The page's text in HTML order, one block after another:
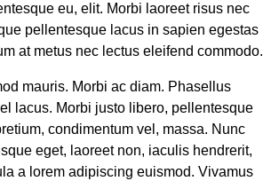
eu, elit. Morbi laoreet risus nec
pellentesque lacus in sapien egestas
at metus nec lectus eleifend commodo.
mauris. Morbi ac diam. Phasellus
lacus. Morbi justo libero, pellentesque
condimentum vel, massa. Nunc
eget, laoreet non, iaculis hendrerit,
a lorem adipiscing euismod. Vivamus